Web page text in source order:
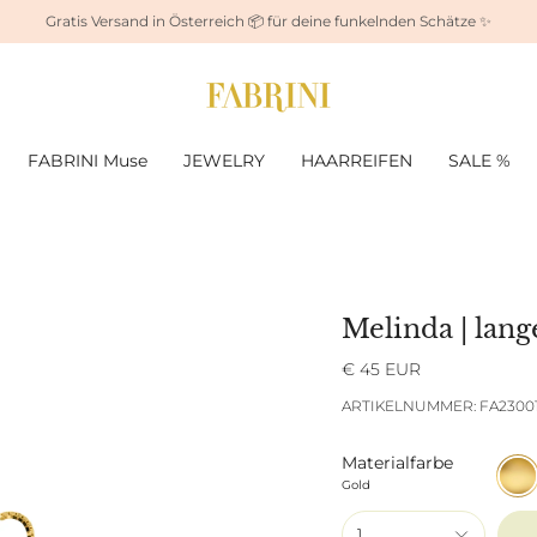
FABRINI Muse JEWELRY HAARREIFEN SALE %
Gratis Versand in Österreich 📦 für deine funkelnden Schätze ✨
Melinda |
€ 45 EUR
ARTIKELNUMMER:
Materialfarbe
Gold
Gold
1